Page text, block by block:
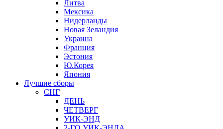
Литва
Мексика
Нидерланды
Новая Зеландия
Украина
Франция
Эстония
Ю.Корея
Япония
Лучшие сборы
СНГ
ДЕНЬ
ЧЕТВЕРГ
УИК-ЭНД